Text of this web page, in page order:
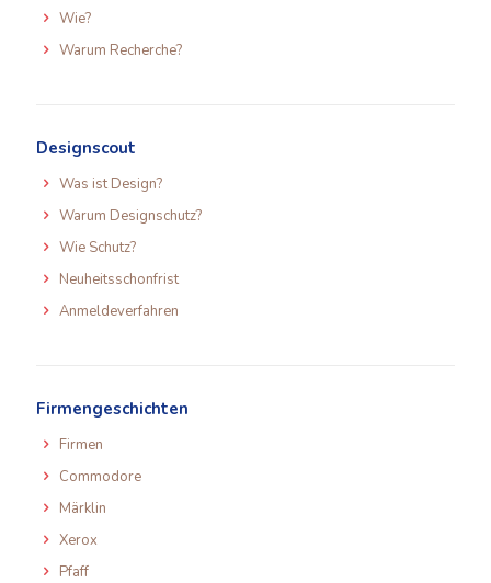
Wie?
Warum Recherche?
Designscout
Was ist Design?
Warum Designschutz?
Wie Schutz?
Neuheitsschonfrist
Anmeldeverfahren
Firmengeschichten
Firmen
Commodore
Märklin
Xerox
Pfaff